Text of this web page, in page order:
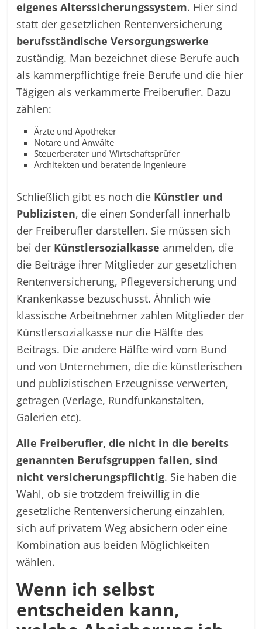
eigenes Alterssicherungssystem. Hier sind
statt der gesetzlichen Rentenversicherung
berufsständische Versorgungswerke
zuständig. Man bezeichnet diese Berufe auch
als kammerpflichtige freie Berufe und die hier
Tägigen als verkammerte Freiberufler. Dazu
zählen:
Ärzte und Apotheker
Notare und Anwälte
Steuerberater und Wirtschaftsprüfer
Architekten und beratende Ingenieure
Schließlich gibt es noch die Künstler und
Publizisten, die einen Sonderfall innerhalb
der Freiberufler darstellen. Sie müssen sich
bei der Künstlersozialkasseanmelden, die
die Beiträge ihrer Mitglieder zur gesetzlichen
Rentenversicherung, Pflegeversicherung und
Krankenkasse bezuschusst. Ähnlich wie
klassische Arbeitnehmer zahlen Mitglieder der
Künstlersozialkasse nur die Hälfte des
Beitrags. Die andere Hälfte wird vom Bund
und von Unternehmen, die die künstlerischen
und publizistischen Erzeugnisse verwerten,
getragen (Verlage, Rundfunkanstalten,
Galerien etc).
Alle Freiberufler, die nicht in die bereits
genannten Berufsgruppen fallen, sind
nicht versicherungspflichtig. Sie haben die
Wahl, ob sie trotzdem freiwillig in die
gesetzliche Rentenversicherung einzahlen,
sich auf privatem Weg absichern oder eine
Kombination aus beiden Möglichkeiten
wählen.
Wenn ich selbst
entscheiden kann,